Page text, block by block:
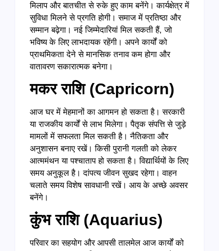
मिलाप और बातचीत से रुके हुए काम बनेंगे। कार्यक्षेत्र में
सुविधा मिलने से प्रगति होगी। समाज में प्रतिष्ठा और
सम्मान बढ़ेगा। नई जिम्मेदारियां मिल सकती हैं, जो
भविष्य के लिए लाभदायक रहेंगी। अपने कार्यों को
प्राथमिकता देने से मानसिक तनाव कम होगा और
वातावरण सकारात्मक बनेगा।
मकर राशि (Capricorn)
आज घर में मेहमानों का आगमन हो सकता है। सरकारी
या राजकीय कार्यों से लाभ मिलेगा। पैतृक संपत्ति से जुड़े
मामलों में सफलता मिल सकती है। नैतिकता और
अनुशासन बनाए रखें। किसी पुरानी गलती को लेकर
आत्ममंथन या पश्चाताप हो सकता है। विद्यार्थियों के लिए
समय अनुकूल है। दांपत्य जीवन सुखद रहेगा। वाहन
चलाते समय विशेष सावधानी रखें। आय के अच्छे अवसर
बनेंगे।
कुंभ राशि (Aquarius)
परिवार का सहयोग और आपसी तालमेल आज कार्यों को